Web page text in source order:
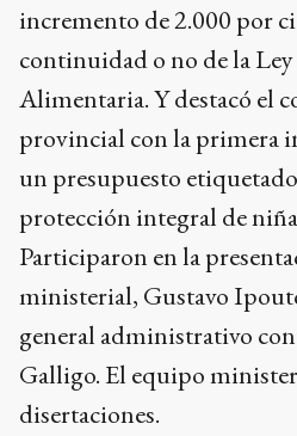
incremento de 2.000 por
continuidad o no de la
Alimentaria. Y destacó el
provincial con la primera
un presupuesto
protección integral de
Participaron en la
ministerial, Gustavo
general administrativo
Galligo. El equipo
disertaciones.